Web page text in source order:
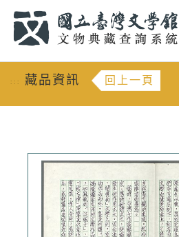
::: 藏品資訊 回上一頁